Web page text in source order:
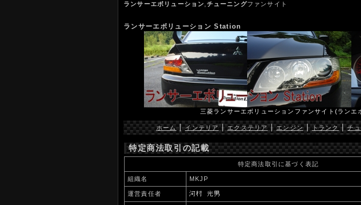
ランサーエボリューション,チューニングファンサイト
ランサーエボリューション Station
三菱ランサーエボリューションファンサイト(ラン
ホーム|インテリア|エクステリア|エンジン|トランク|チ
特定商法取引の記載
特定商法取引に基づく表記
組織名 MKJP
運営責任者